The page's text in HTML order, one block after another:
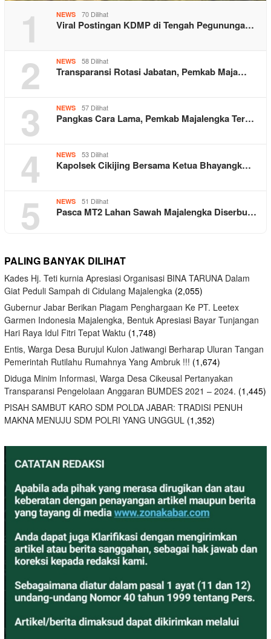
1 NEWS 70 Dilihat
Viral Postingan KDMP di Tengah Pegununga…
2 NEWS 58 Dilihat
Transparansi Rotasi Jabatan, Pemkab Maja…
3 NEWS 57 Dilihat
Pangkas Cara Lama, Pemkab Majalengka Ter…
4 NEWS 53 Dilihat
Kapolsek Cikijing Bersama Ketua Bhayangk…
5 NEWS 51 Dilihat
Pasca MT2 Lahan Sawah Majalengka Diserbu…
PALING BANYAK DILIHAT
Kades Hj. Teti kurnia Apresiasi Organisasi BINA TARUNA Dalam
Giat Peduli Sampah di Cidulang Majalengka (2,055)
Gubernur Jabar Berikan Piagam Penghargaan Ke PT. Leetex
Garmen Indonesia Majalengka, Bentuk Apresiasi Bayar Tunjangan
Hari Raya Idul Fitri Tepat Waktu (1,748)
Entis, Warga Desa Burujul Kulon Jatiwangi Berharap Uluran Tangan
Pemerintah Rutilahu Rumahnya Yang Ambruk !!! (1,674)
Diduga Minim Informasi, Warga Desa Cikeusal Pertanyakan
Transparansi Pengelolaan Anggaran BUMDES 2021 – 2024. (1,445)
PISAH SAMBUT KARO SDM POLDA JABAR: TRADISI PENUH
MAKNA MENUJU SDM POLRI YANG UNGGUL (1,352)